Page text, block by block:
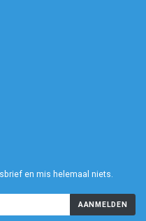
en mis helemaal niets.
AANMELDEN